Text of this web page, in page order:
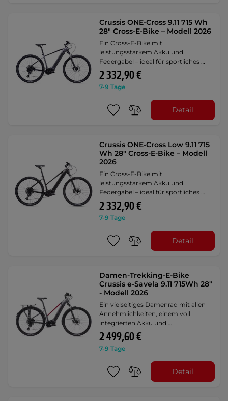
Crussis ONE-Cross 9.11 715 Wh
28" Cross-E-Bike – Modell 2026
Ein Cross-E-Bike mit
leistungsstarkem Akku und
Federgabel – ideal für sportliches …
2 332,90 €
7-9 Tage
Detail
Crussis ONE-Cross Low 9.11 715
Wh 28" Cross-E-Bike – Modell
2026
Ein Cross-E-Bike mit
leistungsstarkem Akku und
Federgabel – ideal für sportliches …
2 332,90 €
7-9 Tage
Detail
Damen-Trekking-E-Bike
Crussis e-Savela 9.11 715Wh 28"
- Modell 2026
Ein vielseitiges Damenrad mit allen
Annehmlichkeiten, einem voll
integrierten Akku und …
2 499,60 €
7-9 Tage
Detail